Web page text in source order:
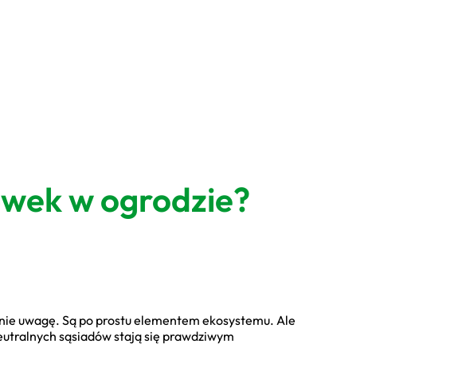
w ogrodzie?
uwagę. Są po prostu elementem ekosystemu. Ale
sąsiadów stają się prawdziwym